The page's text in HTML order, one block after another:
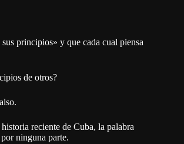
principios» y que cada cual piensa
de otros?
reciente de Cuba, la palabra
ninguna parte.